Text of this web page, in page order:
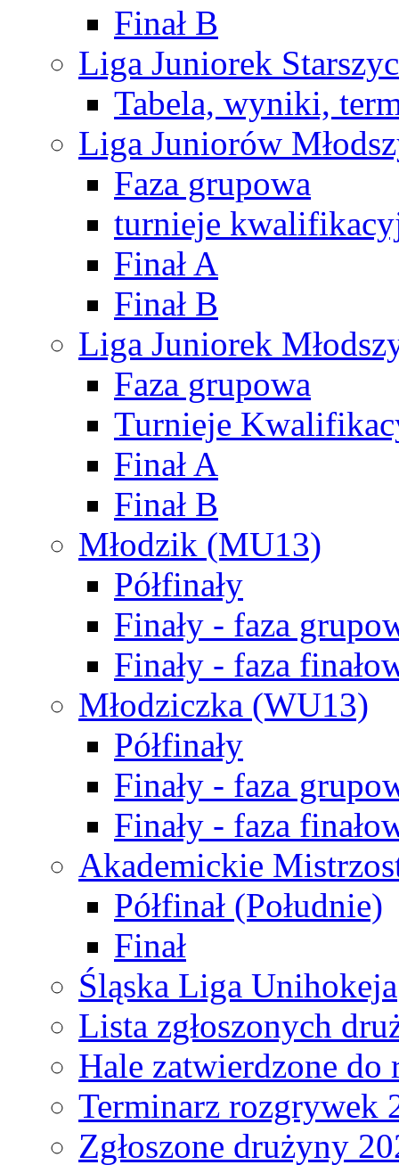
Finał B
Liga Juniorek
Tabela, wyniki,
Liga Juniorów
Faza grupowa
turnieje
Finał A
Finał B
Liga Juniorek
Faza grupowa
Turnieje
Finał A
Finał B
Młodzik (MU13)
Półfinały
Finały - faza
Finały - faza
Młodziczka (WU13)
Półfinały
Finały - faza
Finały - faza
Akademickie
Półfinał (Południe)
Finał
Śląska Liga Unihokeja
Lista zgłoszonych
Hale zatwierdzone do
Terminarz rozgrywek
Zgłoszone drużyny